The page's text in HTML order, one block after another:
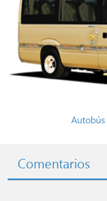
Comentarios